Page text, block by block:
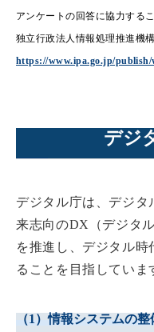
アンケートの回答に協力する
独立行政法人情報処理推進機
https://www.ipa.go.jp/publish/
デジ
デジタル庁は、デジタ
来志向のDX（デジタ
を推進し、デジタル
ることを目指していま
（1）情報システムの